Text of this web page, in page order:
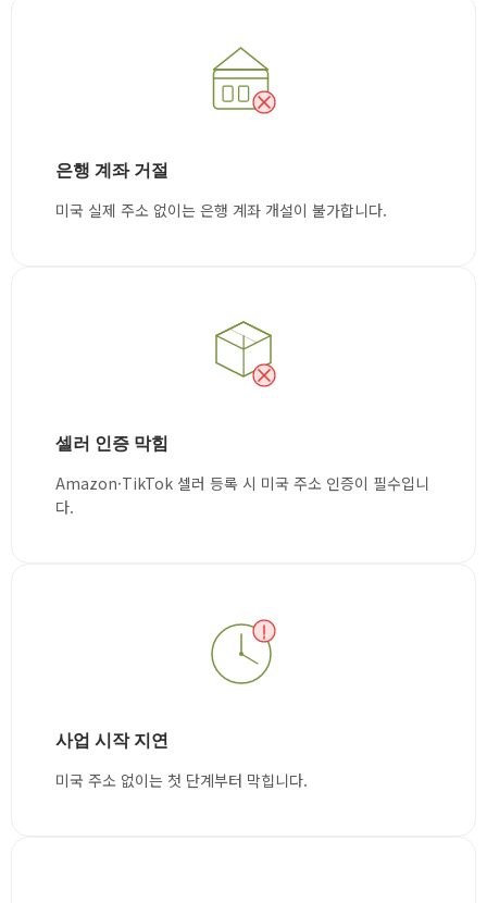
은행 계좌 거절
미국 실제 주소 없이는 은행 계좌 개설이 불가합니다.
셀러 인증 막힘
Amazon·TikTok 셀러 등록 시 미국 주소 인증이 필수입니
다.
사업 시작 지연
미국 주소 없이는 첫 단계부터 막힙니다.